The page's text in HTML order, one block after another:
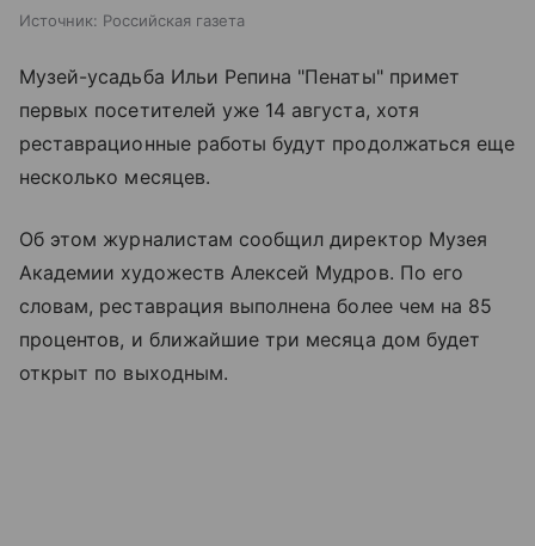
Источник: Российская газета
Музей-усадьба Ильи Репина "Пенаты" примет
первых посетителей уже 14 августа, хотя
реставрационные работы будут продолжаться еще
несколько месяцев.
Об этом журналистам сообщил директор Музея
Академии художеств Алексей Мудров. По его
словам, реставрация выполнена более чем на 85
процентов, и ближайшие три месяца дом будет
открыт по выходным.